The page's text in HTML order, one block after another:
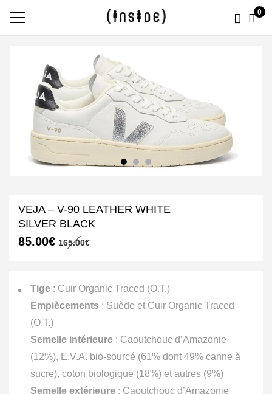
0
VEJA – V-90 LEATHER WHITE
SILVER BLACK
165.00€Le
165.00€.
85.00€ Le
85.00€.
Tige : Cuir Organic Traced (O.T.)
Empiècements : Suède et Cuir Organic Traced
(O.T.)
Semelle intérieure : Caoutchouc d’Amazonie
(12%), E.V.A. bio-sourcé (61% dont 49% canne à
sucre), coton biologique (18%) et autres (9%)
Semelle extérieure : Caoutchouc d’Amazonie